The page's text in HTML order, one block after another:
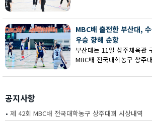
MBC배 출전한 부산대,
우승 향해 순항
부산대는 11일 상주체육관
MBC배 전국대학농구 상주
공지사항
• 제 42회 MBC배 전국대학농구 상주대회 시상내역